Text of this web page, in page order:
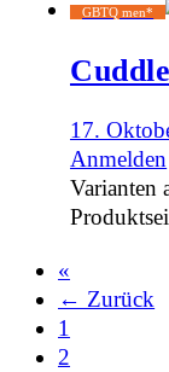
GBTQ men*
17.
Anmelden
Varianten
«
← Zurück
1
2